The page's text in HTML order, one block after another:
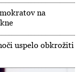
na
uspelo obkrožiti